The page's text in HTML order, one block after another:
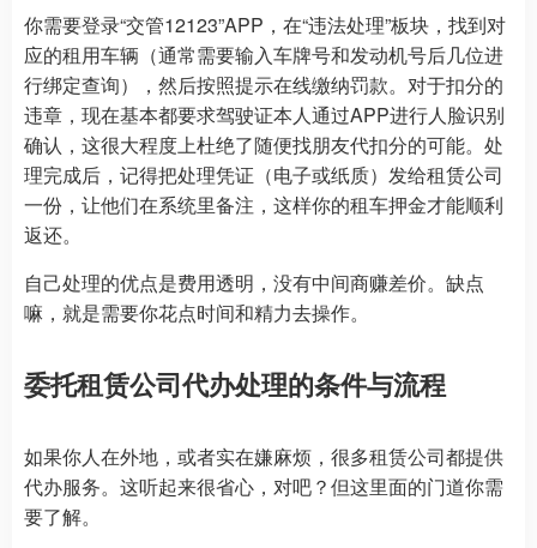
你需要登录“交管12123”APP，在“违法处理”板块，找到对
应的租用车辆（通常需要输入车牌号和发动机号后几位进
行绑定查询），然后按照提示在线缴纳罚款。对于扣分的
违章，现在基本都要求驾驶证本人通过APP进行人脸识别
确认，这很大程度上杜绝了随便找朋友代扣分的可能。处
理完成后，记得把处理凭证（电子或纸质）发给租赁公司
一份，让他们在系统里备注，这样你的租车押金才能顺利
返还。
自己处理的优点是费用透明，没有中间商赚差价。缺点
嘛，就是需要你花点时间和精力去操作。
委托租赁公司代办处理的条件与流程
如果你人在外地，或者实在嫌麻烦，很多租赁公司都提供
代办服务。这听起来很省心，对吧？但这里面的门道你需
要了解。